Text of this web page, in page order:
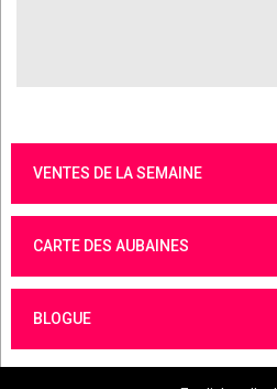
VENTES DE LA SEMAINE
CARTE DES AUBAINES
BLOGUE